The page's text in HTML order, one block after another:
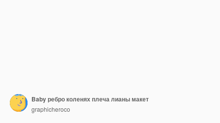
Baby ребро коленях плеча лианы макет
graphicheroco